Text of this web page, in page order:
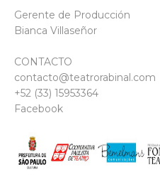
Gerente de Producción
Bianca Villaseñor
CONTACTO
contacto@teatrorabinal.com
+52 (33) 15953364
Facebook